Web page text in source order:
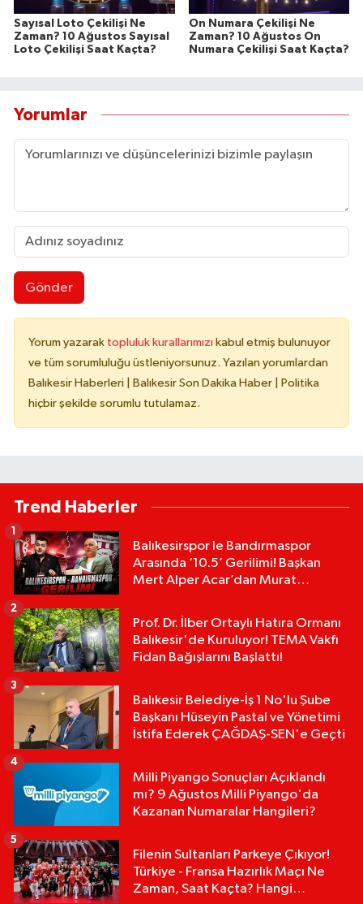
Sayısal Loto Çekilişi Ne
Zaman? 10 Ağustos Sayısal
Loto Çekilişi Saat Kaçta?
On Numara Çekilişi Ne
Zaman? 10 Ağustos On
Numara Çekilişi Saat Kaçta?
Yorumlar
Gönder
Yorum yazarak topluluk kurallarımızı kabul etmiş bulunuyor
ve tüm sorumluluğu üstleniyorsunuz. Yazılan yorumlardan
Balıkesir Haberleri | Balıkesir Son Dakika Haber | Politika
hiçbir şekilde sorumlu tutulamaz.
Trend Haberler
Balıkesirspor le Bandırmaspor
Arasında ‘10.5’ Gerilimi! Başkan
Mert Alper Acar’dan Murat
1
Prof. Dr. İlber Ortaylı Hatıra Ormanı
Balıkesir'de Kuruluyor! TEMA Vakfı
Fidan Bağışlarını Başlattı!
2
Balıkesir Belediye-İş 1 No'lu Şube
Başkanı Hüseyin Pastal ve Yönetimi
İstifa Ederek ÇAĞDAŞ-SEN'e Geçti
3
Milli Piyango Sonuçları Açıklandı
mı? 9 Ağustos Milli Piyango'da
Kazanan Numaralar Hangileri?
4
Filenin Sultanları Parkeye Çıkıyor!
Türkiye - Fransa Hazırlık Maçı Ne
Zaman, Saat Kaçta? Hangi
5